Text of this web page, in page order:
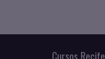
Cursos Recife